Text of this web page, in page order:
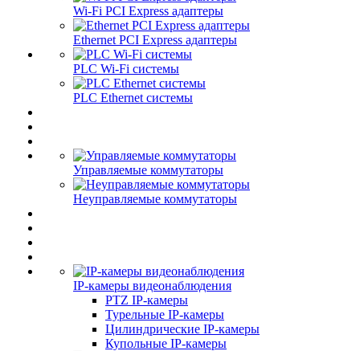
Wi-Fi PCI Express адаптеры
Ethernet PCI Express адаптеры
PLC Wi-Fi системы
PLC Ethernet системы
Управляемые коммутаторы
Неуправляемые коммутаторы
IP-камеры видеонаблюдения
PTZ IP-камеры
Турельные IP-камеры
Цилиндрические IP-камеры
Купольные IP-камеры